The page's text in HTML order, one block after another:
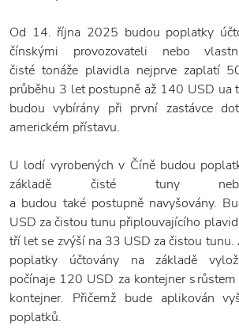
Od 14. října 2025 budou poplatky
čínskými provozovateli nebo
čisté tonáže plavidla nejprve zaplatí
průběhu 3 let postupně až 140 USD ua
budou vybírány při první zastávce
americkém přístavu.
U lodí vyrobených v Číně budou
základě čisté tuny
a budou také postupně navyšovány.
USD za čistou tunu připlouvajícího
tří let se zvýší na 33 USD za čistou
poplatky účtovány na základě
počínaje 120 USD za kontejner s
kontejner. Přičemž bude aplikován
poplatků.